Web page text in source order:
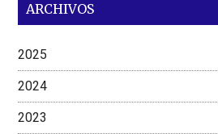
ARCHIVOS
2025
2024
2023